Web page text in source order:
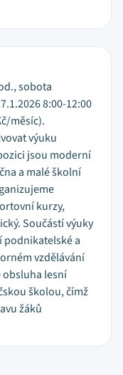
sobota
8:00-12:00
měsíc).
výuku
jsou moderní
a malé školní
kurzy,
Součástí výuky
podnikatelské a
vzdělávání
obsluha lesní
školou, čímž
žáků